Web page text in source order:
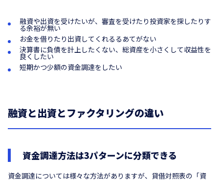
融資や出資を受けたいが、審査を受けたり投資家を探したりす
る余裕が無い
お金を借りたり出資してくれるるあてがない
決算書に負債を計上したくない、総資産を小さくして収益性を
良くしたい
短期かつ少額の資金調達をしたい
融資と出資とファクタリングの違い
資金調達方法は3パターンに分類できる
資金調達については様々な方法がありますが、貸借対照表の「資